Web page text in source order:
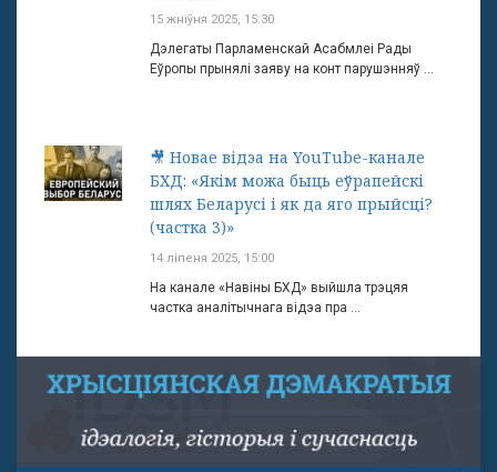
15 жніўня 2025, 15:30
Дэлегаты Парламенскай Асабмлеі Рады
Еўропы прынялі заяву на конт парушэнняў ...
🎥 Новае відэа на YouTube-канале
БХД: «Якім можа быць еўрапейскі
шлях Беларусі і як да яго прыйсці?
(частка 3)»
14 ліпеня 2025, 15:00
На канале «Навіны БХД» выйшла трэцяя
частка аналітычнага відэа пра ...